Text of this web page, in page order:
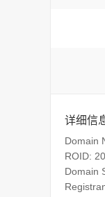
详细信
Domain
ROID:
Domain